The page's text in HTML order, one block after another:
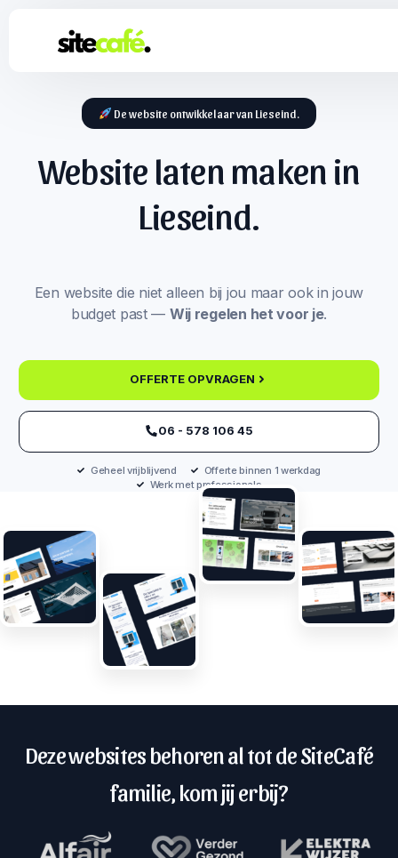
De website ontwikkelaar van Lieseind.
Website laten maken in
Lieseind.
Een website die niet alleen bij jou maar ook in jouw
budget past — Wij regelen het voor je.
OFFERTE OPVRAGEN
‪06 - 578 106 45‬
Geheel vrijblijvend
Offerte binnen 1 werkdag
Werk met professionals
Deze websites behoren al tot de SiteCafé
familie, kom jij erbij?